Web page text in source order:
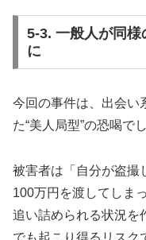
5-3. 一般人が同
に
今回の事件は、出会い
た“美人局型”の恐喝でし
被害者は「自分が盗撮
100万円を渡してしま
追い詰められる状況を
でも起こり得るリスク